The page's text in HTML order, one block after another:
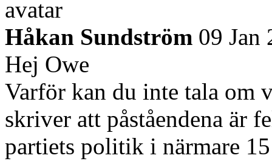
Håkan Sundström 09 Jan
Hej Owe
Varför kan du inte tala om
skriver att påståendena är
partiets politik i närmare